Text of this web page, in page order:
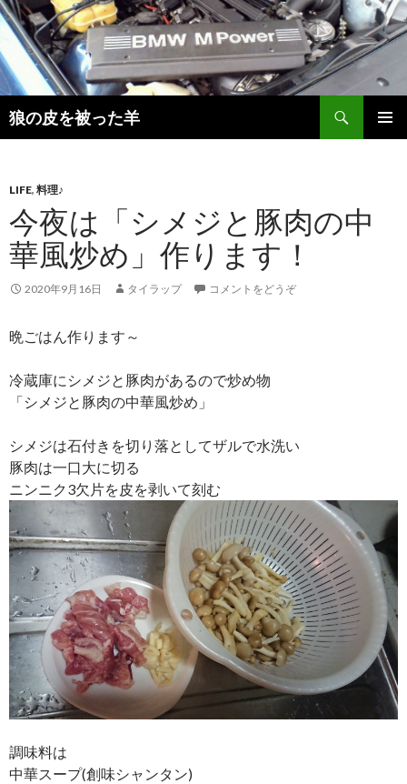
狼の皮を被った羊
検
索
ン
ツ
へ
移
動
LIFE, 料理♪
今夜は「シメジと豚肉の中
華風炒め」作ります！
2020年9月16日 タイラップ コメントをどうぞ
晩ごはん作ります～
冷蔵庫にシメジと豚肉があるので炒め物
「シメジと豚肉の中華風炒め」
シメジは石付きを切り落としてザルで水洗い
豚肉は一口大に切る
ニンニク3欠片を皮を剥いて刻む
調味料は
中華スープ(創味シャンタン)